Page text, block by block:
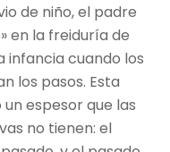
de niño, el padre
en la freiduría de
infancia cuando los
los pasos. Esta
espesor que las
no tienen: el